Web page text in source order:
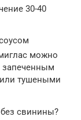
30-40
можно
запеченным
тушеными
свинины?